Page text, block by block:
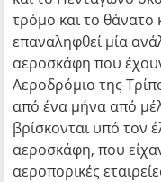
τρόμο και το θάνατο
επαναληφθεί μία
αεροσκάφη που
Αεροδρόμιο της
από ένα μήνα από
βρίσκονται υπό τον
αεροσκάφη, που
αεροπορικές